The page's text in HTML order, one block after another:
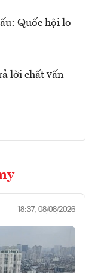
Quốc hội lo
lời chất vấn
18:37, 08/08/2026